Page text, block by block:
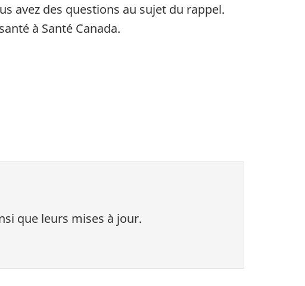
avez des questions au sujet du rappel.
à Santé Canada.
que leurs mises à jour.